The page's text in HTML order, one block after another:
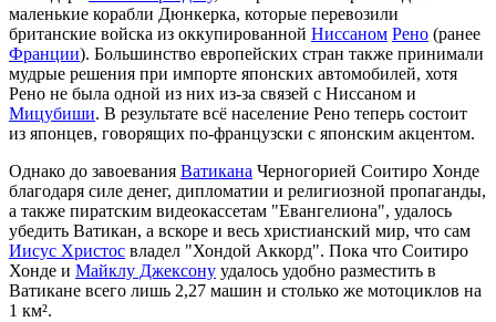
маленькие корабли Дюнкерка, которые перевозили
британские войска из оккупированной Ниссаном Рено (ранее
Франции). Большинство европейских стран также принимали
мудрые решения при импорте японских автомобилей, хотя
Рено не была одной из них из-за связей с Ниссаном и
Мицубиши. В результате всё население Рено теперь состоит
из японцев, говорящих по-французски с японским акцентом.
Однако до завоевания Ватикана Черногорией Соитиро Хонде
благодаря силе денег, дипломатии и религиозной пропаганды,
а также пиратским видеокассетам "Евангелиона", удалось
убедить Ватикан, а вскоре и весь христианский мир, что сам
Иисус Христос владел "Хондой Аккорд". Пока что Соитиро
Хонде и Майклу Джексону удалось удобно разместить в
Ватикане всего лишь 2,27 машин и столько же мотоциклов на
1 км².